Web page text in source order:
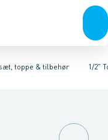
Bits & toppe Bor
toppe & tilbehør
Topnøglesæt, toppe
1/2"
Toppe3/4" Toppe